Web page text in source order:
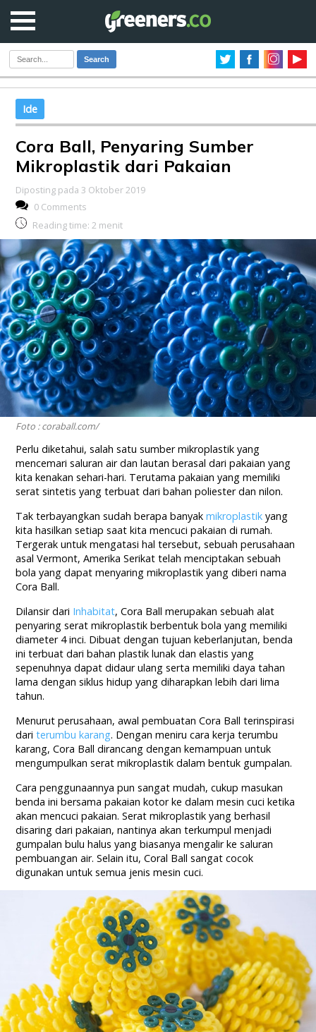
Search
Ide
Cora Ball, Penyaring Sumber
Mikroplastik dari Pakaian
Diposting pada 3 Oktober 2019
0 Comments
Reading time: 2 menit
Foto : coraball.com/
Perlu diketahui, salah satu sumber mikroplastik yang
mencemari saluran air dan lautan berasal dari pakaian yang
kita kenakan sehari-hari. Terutama pakaian yang memiliki
serat sintetis yang terbuat dari bahan poliester dan nilon.
Tak terbayangkan sudah berapa banyakmikroplastik yang
kita hasilkan setiap saat kita mencuci pakaian di rumah.
Tergerak untuk mengatasi hal tersebut, sebuah perusahaan
asal Vermont, Amerika Serikat telah menciptakan sebuah
bola yang dapat menyaring mikroplastik yang diberi nama
Cora Ball.
Dilansir dari Inhabitat, Cora Ball merupakan sebuah alat
penyaring serat mikroplastik berbentuk bola yang memiliki
diameter 4 inci. Dibuat dengan tujuan keberlanjutan, benda
ini terbuat dari bahan plastik lunak dan elastis yang
sepenuhnya dapat didaur ulang serta memiliki daya tahan
lama dengan siklus hidup yang diharapkan lebih dari lima
tahun.
Menurut perusahaan, awal pembuatan Cora Ball terinspirasi
dariterumbu karang. Dengan meniru cara kerja terumbu
karang, Cora Ball dirancang dengan kemampuan untuk
mengumpulkan serat mikroplastik dalam bentuk gumpalan.
Cara penggunaannya pun sangat mudah, cukup masukan
benda ini bersama pakaian kotor ke dalam mesin cuci ketika
akan mencuci pakaian. Serat mikroplastik yang berhasil
disaring dari pakaian, nantinya akan terkumpul menjadi
gumpalan bulu halus yang biasanya mengalir ke saluran
pembuangan air. Selain itu, Coral Ball sangat cocok
digunakan untuk semua jenis mesin cuci.